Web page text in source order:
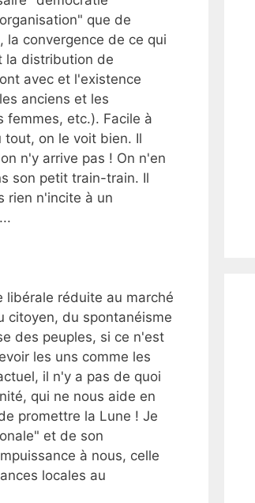
que de
la convergence de ce qui
la distribution de
avec et l'existence
anciens et les
femmes, etc.). Facile à
on le voit bien. Il
n'y arrive pas ! On n'en
son petit train-train. Il
rien n'incite à un
réduite au marché
citoyen, du spontanéisme
des peuples, si ce n'est
les uns comme les
il n'y a pas de quoi
qui ne nous aide en
promettre la Lune ! Je
et de son
à nous, celle
locales au